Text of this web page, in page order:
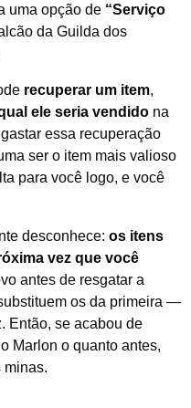
uma opção de “Serviço
da Guilda dos
recuperar um item,
ele seria vendido na
essa recuperação
ser o item mais valioso
para você logo, e você
desconhece: os itens
vez que você
antes de resgatar a
os da primeira —
Então, se acabou de
Marlon o quanto antes,
minas.